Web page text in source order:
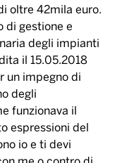
oltre 42mila euro.
di gestione e
degli impianti
il 15.05.2018
un impegno di
degli
funzionava il
espressioni del
io e ti devi